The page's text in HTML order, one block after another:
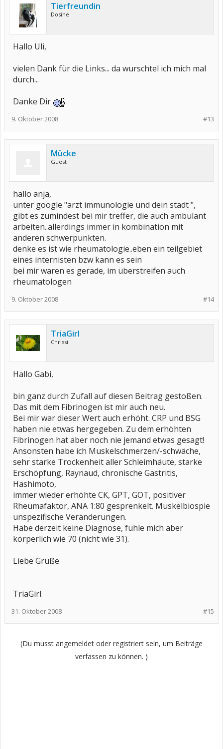
Tierfreundin
Dosine
Hallo Uli,
vielen Dank für die Links... da wurschtel ich mich mal
durch...
Danke Dir
#13
9. Oktober 2008
Mücke
Guest
hallo anja,
unter google "arzt immunologie und dein stadt ",
gibt es zumindest bei mir treffer, die auch ambulant
arbeiten..allerdings immer in kombination mit
anderen schwerpunkten.
denke es ist wie rheumatologie..eben ein teilgebiet
eines internisten bzw kann es sein
bei mir waren es gerade, im überstreifen auch
rheumatologen
#14
9. Oktober 2008
TriaGirl
Chrissi
Hallo Gabi,
bin ganz durch Zufall auf diesen Beitrag gestoßen.
Das mit dem Fibrinogen ist mir auch neu.
Bei mir war dieser Wert auch erhöht. CRP und BSG
haben nie etwas hergegeben. Zu dem erhöhten
Fibrinogen hat aber noch nie jemand etwas gesagt!
Ansonsten habe ich Muskelschmerzen/-schwäche,
sehr starke Trockenheit aller Schleimhäute, starke
Erschöpfung, Raynaud, chronische Gastritis,
Hashimoto,
immer wieder erhöhte CK, GPT, GOT, positiver
Rheumafaktor, ANA 1:80 gesprenkelt. Muskelbiospie
unspezifische Veränderungen.
Habe derzeit keine Diagnose, fühle mich aber
körperlich wie 70 (nicht wie 31).
Liebe Grüße
TriaGirl
#15
31. Oktober 2008
(Du musst angemeldet oder registriert sein, um Beiträge
verfassen zu können. )